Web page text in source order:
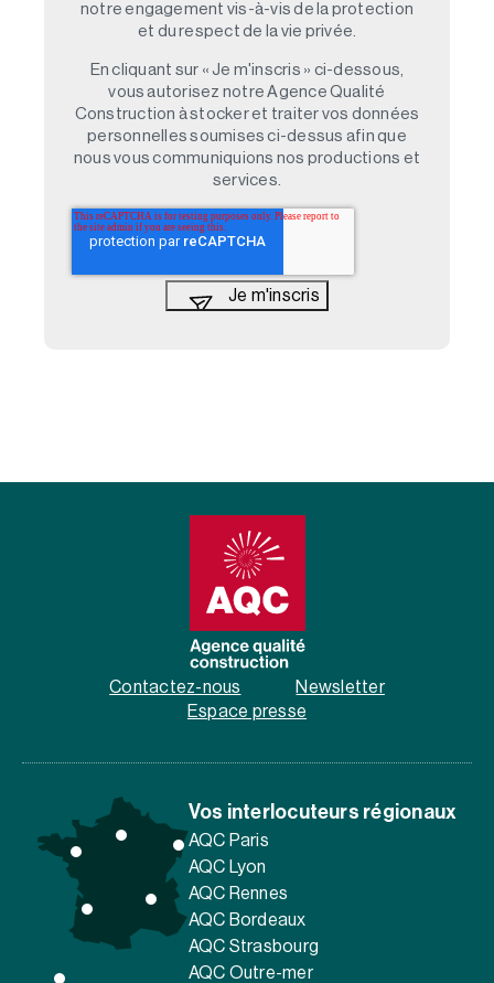
notre engagement vis-à-vis de la protection
et du respect de la vie privée.
En cliquant sur « Je m'inscris » ci-dessous,
vous autorisez notre Agence Qualité
Construction à stocker et traiter vos données
personnelles soumises ci-dessus afin que
nous vous communiquions nos productions et
services.
Contactez-nous
Newsletter
Espace presse
Vos interlocuteurs régionaux
AQC Paris
AQC Lyon
AQC Rennes
AQC Bordeaux
AQC Strasbourg
AQC Outre-mer